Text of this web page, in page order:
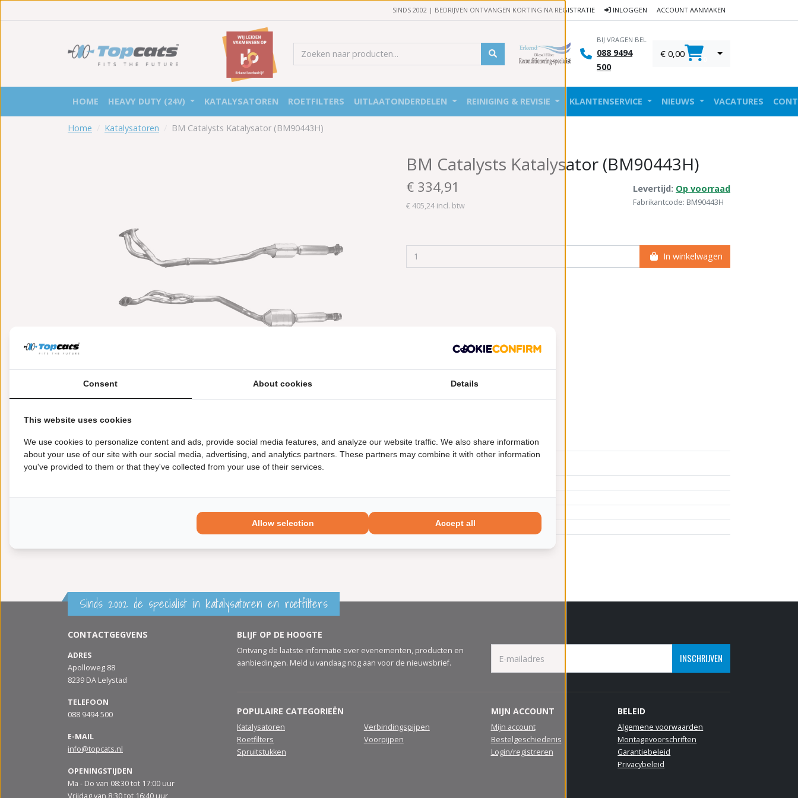
SINDS 2002 | BEDRIJVEN ONTVANGEN KORTING NA REGISTRATIE INLOGGEN ACCOUNT AANMAKEN
BIJ VRAGEN BEL
088 9494
500
€ 0,00
HOME HEAVY DUTY (24V) KATALYSATOREN ROETFILTERS UITLAATONDERDELEN REINIGING & REVISIE KLANTENSERVICE NIEUWS VACATURES
Home Katalysatoren BM Catalysts Katalysator (BM90443H)
BM Catalysts Katalysator (BM90443H)
€ 334,91
€ 405,24 incl. btw
Levertijd: Op voorraad
Fabrikantcode: BM90443H
In winkelwagen
Garantie:2 jaar garantie
Enkel in combinatie met:FK90443
Sinds 2002 de specialist in katalysatoren en roetfilters
CONTACTGEGVENS
ADRES
Apolloweg 88
8239 DA Lelystad
TELEFOON
088 9494 500
E-MAIL
info@topcats.nl
OPENINGSTIJDEN
Ma - Do van 08:30 tot 17:00 uur
BLIJF OP DE HOOGTE
Ontvang de laatste informatie over evenementen, producten en
aanbiedingen. Meld u vandaag nog aan voor de nieuwsbrief.
INSCHRIJVEN
POPULAIRE CATEGORIEËN
Katalysatoren
Roetfilters
Spruitstukken
Verbindingspijpen
Voorpijpen
MIJN ACCOUNT
Mijn account
Bestelgeschiedenis
Login/registreren
BELEID
Algemene voorwaarden
Montagevoorschriften
Garantiebeleid
Privacybeleid
Consent About cookies Details
This website uses cookies
We use cookies to personalize content and ads, provide social media features, and analyze our website traffic. We also share information
about your use of our site with our social media, advertising, and analytics partners. These partners may combine it with other information
you've provided to them or that they've collected from your use of their services.
Allow selection Accept all